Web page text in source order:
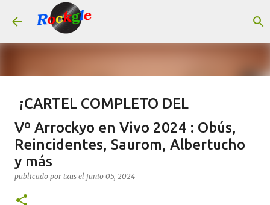
Ir al contenido principal
¡CARTEL COMPLETO DEL
LEYENDAS DEL ROCK 2026!
publicado por Rock Machine #AGENDA
CONCIERTOS
0
Vº Arrockyo en Vivo 2024 : Obús,
Reincidentes, Saurom, Albertucho
y más
publicado por txus el junio 05, 2024